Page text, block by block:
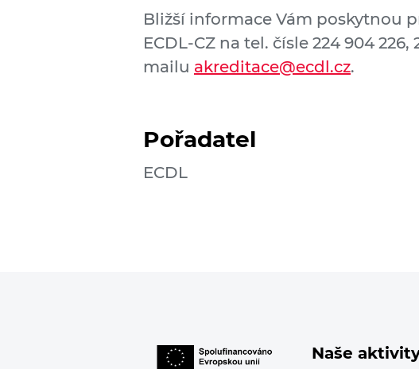
Bližší informace Vám poskytnou
ECDL-CZ na tel. čísle 224 904 226,
mailu akreditace@ecdl.cz.
Pořadatel
ECDL
Naše